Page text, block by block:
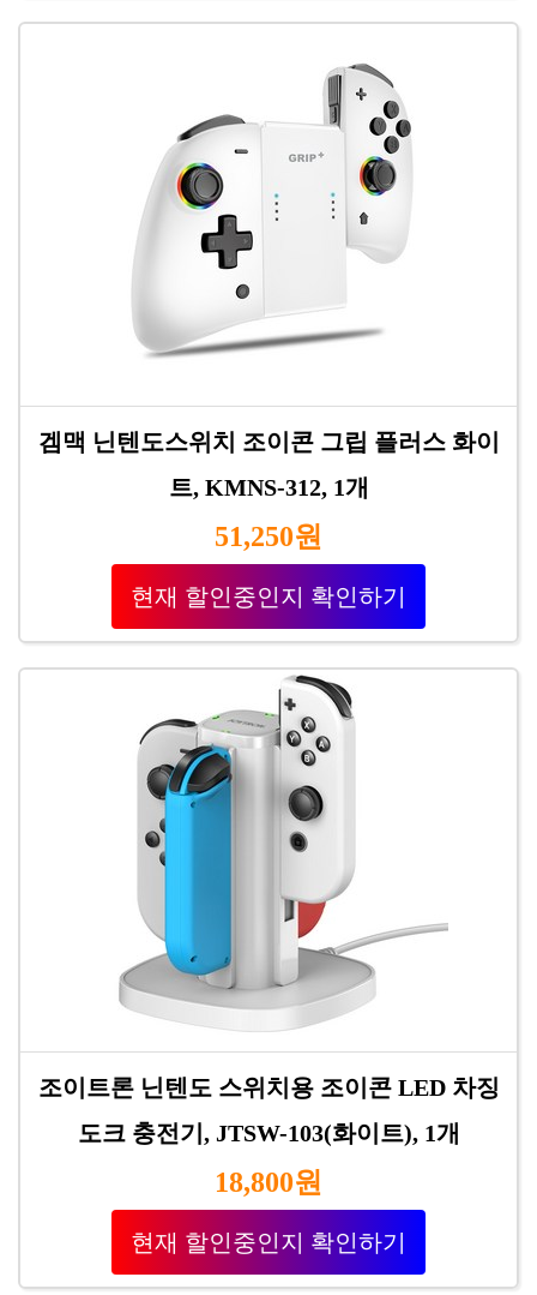
겜맥 닌텐도스위치 조이콘 그립 플러스 화이
트, KMNS-312, 1개
51,250원
현재 할인중인지 확인하기
조이트론 닌텐도 스위치용 조이콘 LED 차징
도크 충전기, JTSW-103(화이트), 1개
18,800원
현재 할인중인지 확인하기